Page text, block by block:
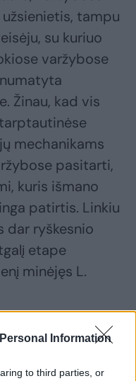
Information
to third parties, or
tampu
su kuriuo
varžybose
Žinau, kad vis
mechanikams
pasitarti,
kuris išmano
patirtis. Linkiu
dar ryškesnio
etape
minėjęs L.